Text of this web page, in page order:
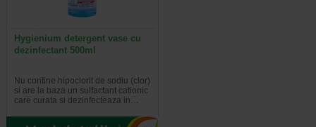
Hygienium detergent vase cu
dezinfectant 500ml
Nu contine hipoclorit de sodiu (clor)
si are la baza un sulfactant cationic
care curata si dezinfecteaza in…